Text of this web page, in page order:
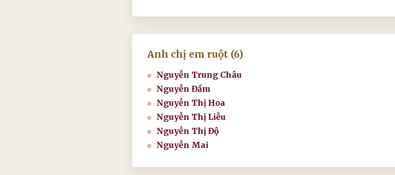
Anh chị em ruột (6)
Nguyễn Trung Châu
Nguyễn Đầm
Nguyễn Thị Hoa
Nguyễn Thị Liễu
Nguyễn Thị Độ
Nguyễn Mai